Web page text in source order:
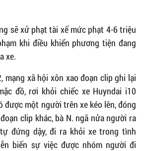
sẽ xử phạt tài xế mức phạt 4-6 triệu
khi điều khiển phương tiện đang
xe.
mạng xã hội xôn xao đoạn clip ghi lại
đồ, rơi khỏi chiếc xe Huyndai i10
được một người trên xe kéo lên, đóng
clip khác, bà N. ngã nửa người ra
đứng dậy, đi ra khỏi xe trong tình
biến sự việc được nhóm người đi